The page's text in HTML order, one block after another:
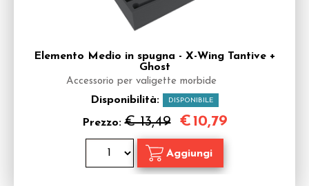
Elemento Medio in spugna - X-Wing Tantive +
Ghost
Accessorio per valigette morbide
Disponibilità: DISPONIBILE
Prezzo:€ 13,49 €10,79